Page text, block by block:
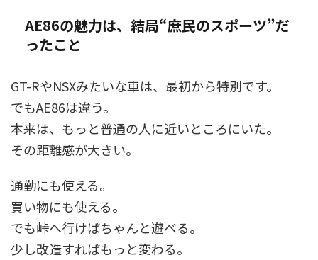
AE86の魅力は、結局“庶民のスポーツ”だ
ったこと
GT-RやNSXみたいな車は、最初から特別です。
でもAE86は違う。
本来は、もっと普通の人に近いところにいた。
その距離感が大きい。
通勤にも使える。
買い物にも使える。
でも峠へ行けばちゃんと遊べる。
少し改造すればもっと変わる。